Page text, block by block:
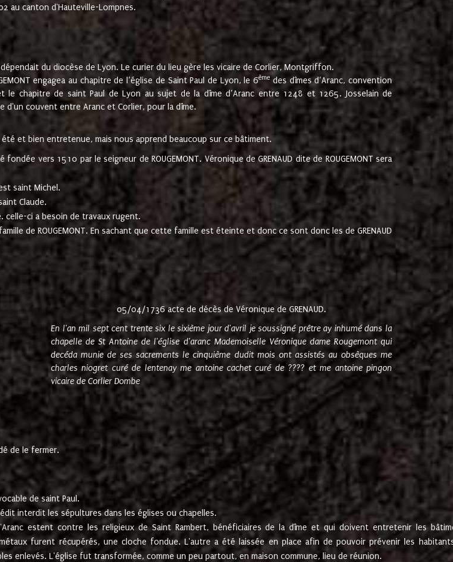
au canton d'Hauteville-Lompnes.
du diocèse de Lyon. Le curier du lieu gère les vicaire de Corlier, Montgriffon.
engagea au chapitre de l’église de Saint Paul de Lyon, le 6ème des dîmes d’Aranc, convention
le chapitre de saint Paul de Lyon au sujet de la dîme d’Aranc entre 1248 et 1265. Josselain de
d'un couvent entre Aranc et Corlier, pour la dîme.
et bien entretenue, mais nous apprend beaucoup sur ce bâtiment.
vers 1510 par le seigneur de ROUGEMONT. Véronique de GRENAUD dite de ROUGEMONT sera
saint Michel.
Claude.
celle-ci a besoin de travaux rugent.
de ROUGEMONT. En sachant que cette famille est éteinte et donc ce sont donc les de GRENAUD
05/04/1736 acte de décès de Véronique de GRENAUD.
En l'an mil sept cent trente six le sixième jour d'avril je soussigné prêtre ay inhumé dans la
chapelle de St Antoine de l'église d'aranc Mademoiselle Véronique dame Rougemont qui
decéda munie de ses sacrements le cinquième dudit mois ont assistés au obsèques me
charles niogret curé de lentenay me antoine cachet curé de ???? et me antoine pingon
vicaire de Corlier Dombe
de le fermer.
de saint Paul.
interdit les sépultures dans les églises ou chapelles.
estent contre les religieux de Saint Rambert, bénéficiaires de la dîme et qui doivent entretenir les
furent récupérés, une cloche fondue. L'autre a été laissée en place afin de pouvoir prévenir les
enlevés. L'église fut transformée, comme un peu partout, en maison commune, lieu de réunion.